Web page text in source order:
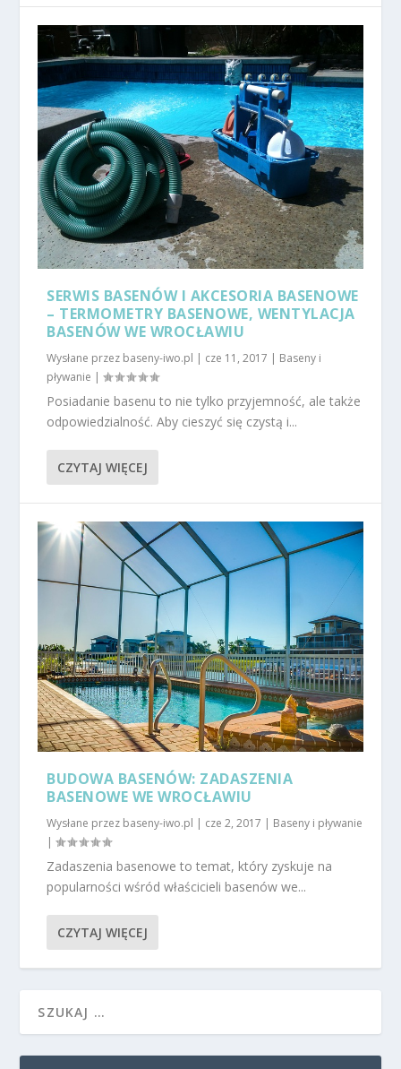
SERWIS BASENÓW I AKCESORIA BASENOWE
– TERMOMETRY BASENOWE, WENTYLACJA
BASENÓW WE WROCŁAWIU
Wysłane przez baseny-iwo.pl | cze 11, 2017 | Baseny i
pływanie |
Posiadanie basenu to nie tylko przyjemność, ale także
odpowiedzialność. Aby cieszyć się czystą i...
CZYTAJ WIĘCEJ
BUDOWA BASENÓW: ZADASZENIA
BASENOWE WE WROCŁAWIU
Wysłane przez baseny-iwo.pl | cze 2, 2017 | Baseny i pływanie
|
Zadaszenia basenowe to temat, który zyskuje na
popularności wśród właścicieli basenów we...
CZYTAJ WIĘCEJ